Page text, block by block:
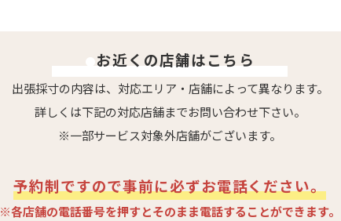
お近くの店舗はこちら
出張採寸の内容は、対応エリア・店舗によって異なります。
詳しくは下記の対応店舗までお問い合わせ下さい。
※一部サービス対象外店舗がございます。
予約制ですので事前に必ずお電話ください。
※各店舗の電話番号を押すとそのまま電話することができます。